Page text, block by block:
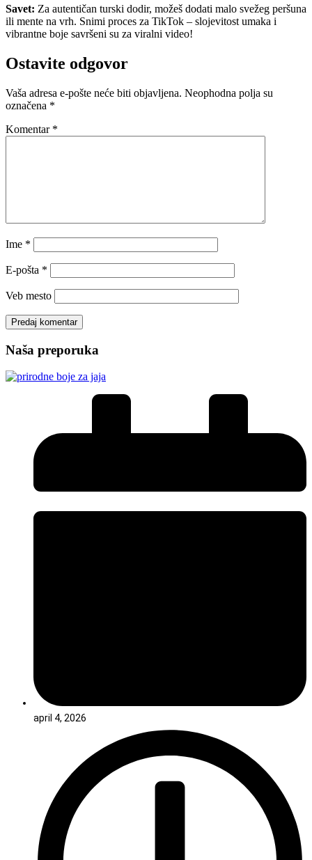
Savet: Za autentičan turski dodir, možeš dodati malo svežeg peršuna
ili mente na vrh. Snimi proces za TikTok – slojevitost umaka i
vibrantne boje savršeni su za viralni video!
Ostavite odgovor
Vaša adresa e-pošte neće biti objavljena. Neophodna polja su
označena *
Komentar *
Ime *
E-pošta *
Veb mesto
Naša preporuka
april 4, 2026